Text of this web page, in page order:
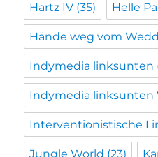
Hartz IV (35) Helle
Hände weg vom
Indymedia linksunten
Indymedia linksunten
Interventionistische
Jungle World (23)